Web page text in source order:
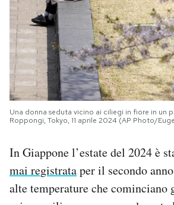
Una donna seduta vicino ai ciliegi in fiore in un
Roppongi, Tokyo, 11 aprile 2024 (AP Photo/
In Giappone l’estate del 2024 è
mai registrataper il secondo
alte temperature che cominciano